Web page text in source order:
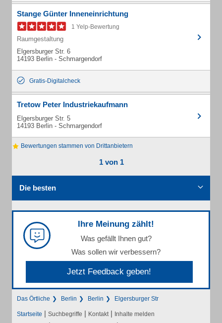
Stange Günter Inneneinrichtung
1 Yelp-Bewertung
Raumgestaltung
Elgersburger Str. 6
14193 Berlin - Schmargendorf
Gratis-Digitalcheck
Tretow Peter Industriekaufmann
Elgersburger Str. 5
14193 Berlin - Schmargendorf
Bewertungen stammen von Drittanbietern
1 von 1
Die besten
Ihre Meinung zählt!
Was gefällt Ihnen gut?
Was sollen wir verbessern?
Jetzt Feedback geben!
Das Örtliche Berlin Berlin Elgersburger Str
Startseite | Suchbegriffe | Kontakt | Inhalte melden